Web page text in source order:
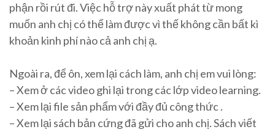
phận rồi rút đi. Việc hỗ trợ này xuất phát từ mong
muốn anh chị có thể làm được vì thế không cần bất kì
khoản kinh phí nào cả anh chị ạ.
Ngoài ra, để ôn, xem lại cách làm, anh chị em vui lòng:
– Xem ở các video ghi lại trong các lớp video learning.
– Xem lại file sản phẩm với đầy đủ công thức .
– Xem lại sách bản cứng đã gửi cho anh chị. Sách viết